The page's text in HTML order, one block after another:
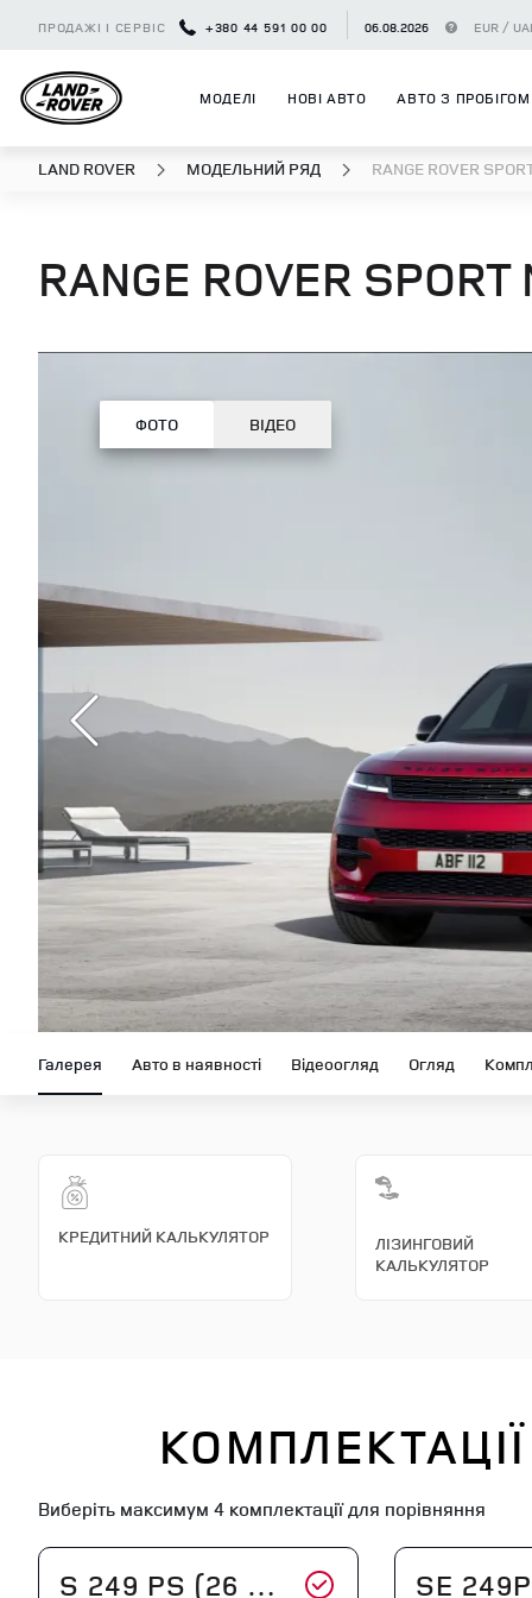
ПРОДАЖІ І СЕРВІС +380 44 591 00 00 06.08.2026 EUR /
МОДЕЛІ НОВІ АВТО АВТО З ПРОБІГОМ
LAND ROVER МОДЕЛЬНИЙ РЯД RANGE ROVER
RANGE ROVER SPORT
ФОТО ВІДЕО
Галерея Авто в наявності Відеоогляд Огляд
КРЕДИТНИЙ КАЛЬКУЛЯТОР
ЛІЗИНГОВИЙ
КАЛЬКУЛЯТОР
КОМПЛЕКТАЦІЇ
Виберіть максимум 4 комплектаціїдля порівняння
S 249 PS (26 MY) SE